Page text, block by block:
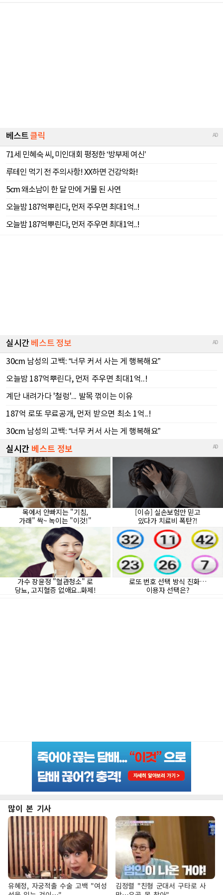
많이 본 기사
유혜정, 자궁적출 수술 고백 "여성
김정렬 "친형 군대서 구타로 사